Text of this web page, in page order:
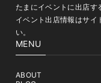
たまにイベントに出店す
イベント出店情報はサ
い。
MENU
ABOUT